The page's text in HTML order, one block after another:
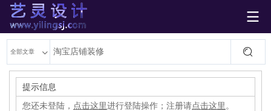
艺灵设计 
全部文章
提示信息
您还未登陆， 点击这里进行登陆操作；注册请点击这里 。